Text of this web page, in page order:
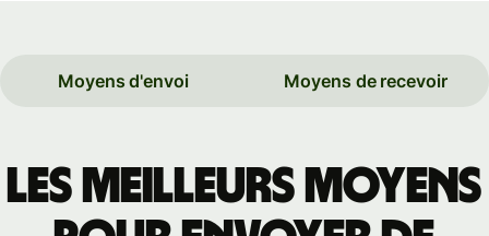
Moyens d'envoi Moyens de recevoir
Les meilleurs moyens